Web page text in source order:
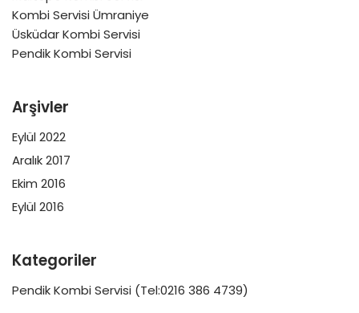
Kombi Servisi Ümraniye
Üsküdar Kombi Servisi
Pendik Kombi Servisi
Arşivler
Eylül 2022
Aralık 2017
Ekim 2016
Eylül 2016
Kategoriler
Pendik Kombi Servisi (Tel:0216 386 4739)